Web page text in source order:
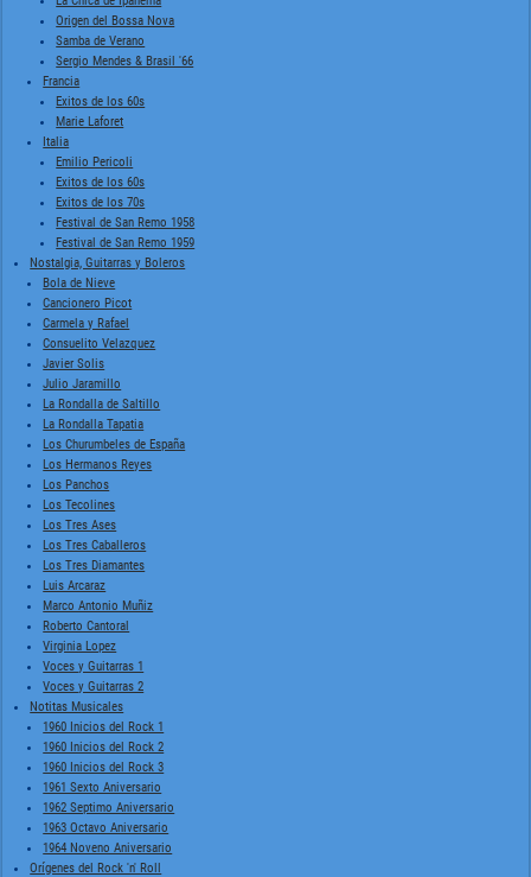
Origen del Bossa Nova
Samba de Verano
Sergio Mendes & Brasil '66
Francia
Exitos de los 60s
Marie Laforet
Italia
Emilio Pericoli
Exitos de los 60s
Exitos de los 70s
Festival de San Remo 1958
Festival de San Remo 1959
Nostalgia, Guitarras y Boleros
Bola de Nieve
Cancionero Picot
Carmela y Rafael
Consuelito Velazquez
Javier Solis
Julio Jaramillo
La Rondalla de Saltillo
La Rondalla Tapatia
Los Churumbeles de España
Los Hermanos Reyes
Los Panchos
Los Tecolines
Los Tres Ases
Los Tres Caballeros
Los Tres Diamantes
Luis Arcaraz
Marco Antonio Muñiz
Roberto Cantoral
Virginia Lopez
Voces y Guitarras 1
Voces y Guitarras 2
Notitas Musicales
1960 Inicios del Rock 1
1960 Inicios del Rock 2
1960 Inicios del Rock 3
1961 Sexto Aniversario
1962 Septimo Aniversario
1963 Octavo Aniversario
1964 Noveno Aniversario
Orígenes del Rock 'n' Roll